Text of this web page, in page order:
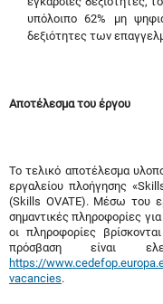
υπόλοιπο 62% μη
δεξιότητες των
Αποτέλεσμα του έργου
Το τελικό αποτέλεσμα
εργαλείου πλοήγησης
(Skills OVATE). Μέσω του
σημαντικές πληροφορίες
οι πληροφορίες
πρόσβαση είναι
https://
vacancies.